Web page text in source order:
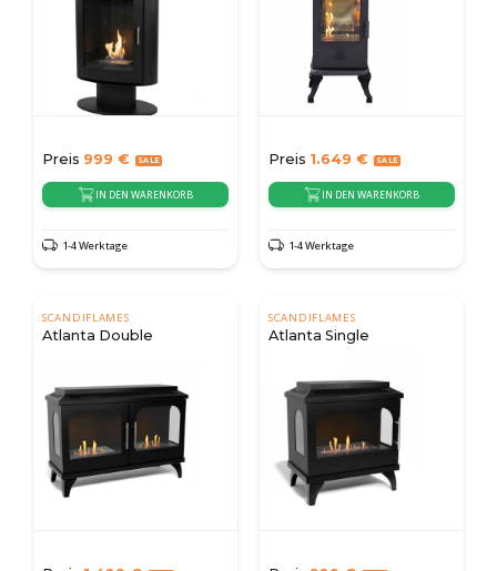
Preis 999 €
IN DEN WARENKORB
1-4 Werktage
Preis 1.649 €
IN DEN WARENKORB
1-4 Werktage
SCANDIFLAMES
Atlanta Double
SCANDIFLAMES
Atlanta Single